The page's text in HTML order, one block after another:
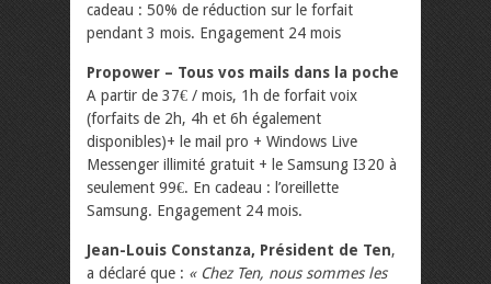
cadeau : 50% de réduction sur le forfait
pendant 3 mois. Engagement 24 mois
Propower – Tous vos mails dans la poche
A partir de 37€ / mois, 1h de forfait voix
(forfaits de 2h, 4h et 6h également
disponibles)+ le mail pro + Windows Live
Messenger illimité gratuit + le Samsung I320 à
seulement 99€. En cadeau : l’oreillette
Samsung. Engagement 24 mois.
Jean-Louis Constanza, Président de Ten,
a déclaré que : « Chez Ten, nous sommes les